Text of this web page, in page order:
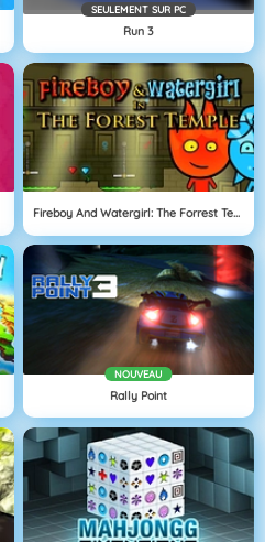
SEULEMENT SUR PC
Run 3
Fireboy And Watergirl: The Forrest Temple
NOUVEAU
Rally Point